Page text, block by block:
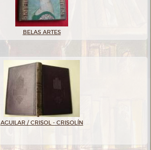
BELAS ARTES
AGUILAR / CRISOL - CRISOLÍN